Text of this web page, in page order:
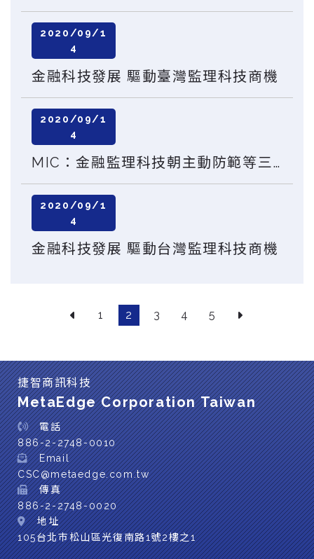
金融科技發展 驅動臺灣監理科技商機
2020/09/1
4
MIC：金融監理科技朝主動防範等三大方向發展
2020/09/1
4
金融科技發展 驅動台灣監理科技商機
2020/09/1
4
1 2 3 4 5
捷智商訊科技
MetaEdge Corporation Taiwan
電話
886-2-2748-0010
Email
CSC@metaedge.com.tw
傳真
886-2-2748-0020
地址
105台北巿松山區光復南路1號2樓之1